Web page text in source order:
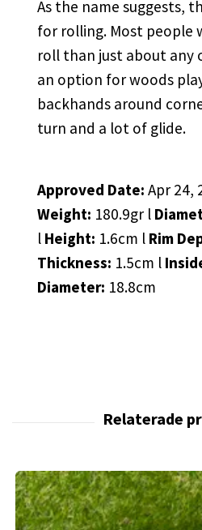
As the name suggests,
for rolling. Most people
roll than just about any
an option for woods
backhands around
turn and a lot of glide.
Approved Date: Apr 24,
Weight: 180.9gr l
l Height: 1.6cm l Rim
Thickness: 1.5cm l
Diameter: 18.8cm